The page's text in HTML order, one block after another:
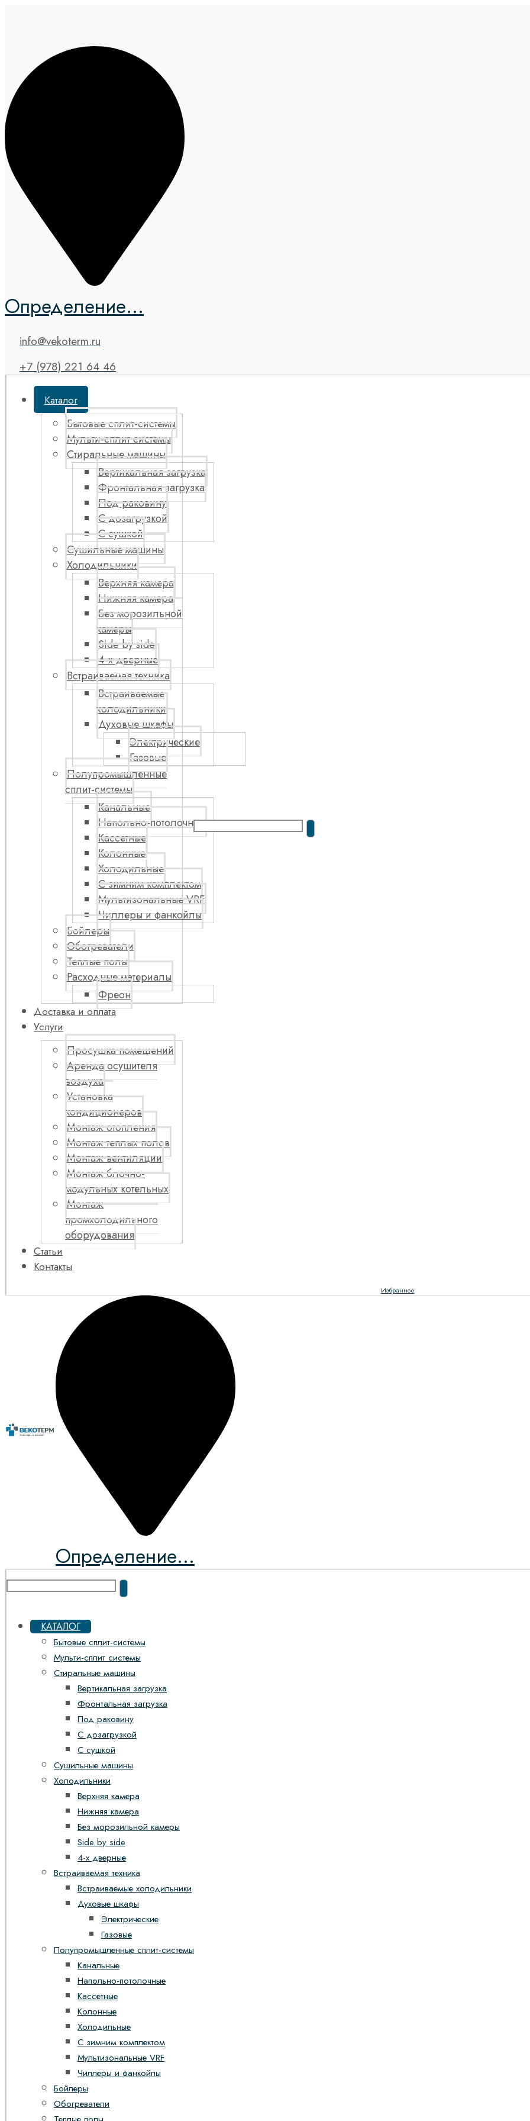
Определение...
info@vekoterm.ru
+7 (978) 221 64 46
Каталог
Бытовые сплит-системы
Мульти-сплит системы
Стиральные машины
Вертикальная загрузка
Фронтальная загрузка
Под раковину
С дозагрузкой
С сушкой
Сушильные машины
Холодильники
Верхняя камера
Нижняя камера
Без морозильной
камеры
Side by side
4-х дверные
Встраиваемая техника
Встраиваемые
холодильники
Духовые шкафы
Электрические
Газовые
Полупромышленные
сплит-системы
Канальные
Напольно-потолочные
Кассетные
Колонные
Холодильные
С зимним комплектом
Мультизональные VRF
Чиллеры и фанкойлы
Бойлеры
Обогреватели
Теплые полы
Расходные материалы
Фреон
Доставка и оплата
Услуги
Просушка помещений
Аренда осушителя
воздуха
Установка
кондиционеров
Монтаж отопления
Монтаж теплых полов
Монтаж вентиляции
Монтаж блочно-
модульных котельных
Монтаж
промхолодильного
оборудования
Статьи
Контакты
Избранное
Определение...
КАТАЛОГ
Бытовые сплит-системы
Мульти-сплит системы
Стиральные машины
Вертикальная загрузка
Фронтальная загрузка
Под раковину
С дозагрузкой
С сушкой
Сушильные машины
Холодильники
Верхняя камера
Нижняя камера
Без морозильной камеры
Side by side
4-х дверные
Встраиваемая техника
Встраиваемые холодильники
Духовые шкафы
Электрические
Газовые
Полупромышленные сплит-системы
Канальные
Напольно-потолочные
Кассетные
Колонные
Холодильные
С зимним комплектом
Мультизональные VRF
Чиллеры и фанкойлы
Бойлеры
Обогреватели